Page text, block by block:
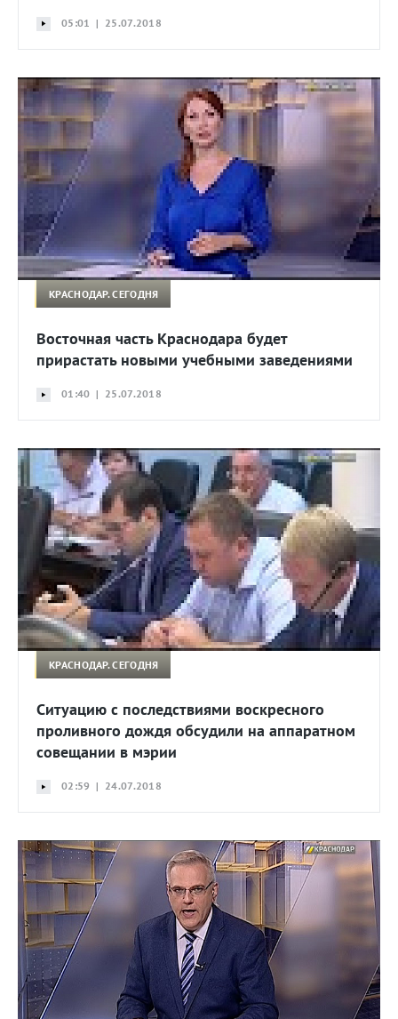
05:01 | 25.07.2018
КРАСНОДАР. СЕГОДНЯ
Восточная часть Краснодара будет
прирастать новыми учебными заведениями
01:40 | 25.07.2018
КРАСНОДАР. СЕГОДНЯ
Ситуацию с последствиями воскресного
проливного дождя обсудили на аппаратном
совещании в мэрии
02:59 | 24.07.2018